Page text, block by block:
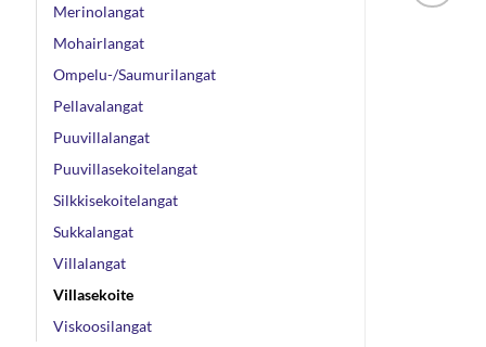
Merinolangat
Mohairlangat
Ompelu-/Saumurilangat
Pellavalangat
Puuvillalangat
Puuvillasekoitelangat
Silkkisekoitelangat
Sukkalangat
Villalangat
Villasekoite
Viskoosilangat